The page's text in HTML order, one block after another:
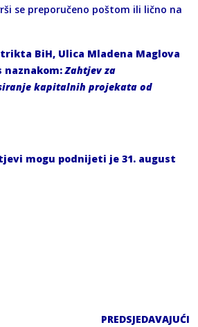
se preporučeno poštom ili lično na
BiH, Ulica Mladena Maglova
naznakom: Zahtjev za
kapitalnih projekata od
mogu podnijeti je 31. august
PREDSJEDAVAJUĆI